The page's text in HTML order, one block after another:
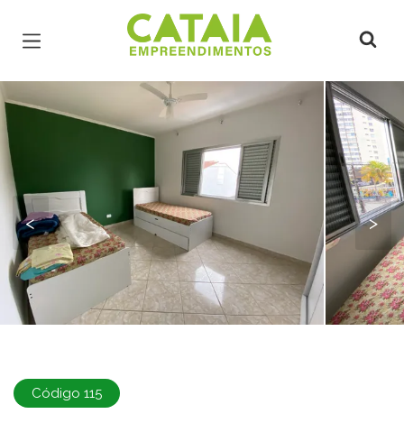
Página inicial
< >
Código 115